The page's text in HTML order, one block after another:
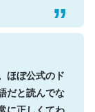
ほぼ公式のド
だと読んでな
正しくてわ